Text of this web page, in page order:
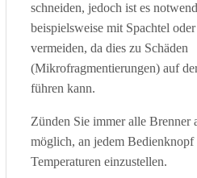
schneiden, jedoch ist es
beispielsweise mit Spachtel
vermeiden, da dies zu Schäden
(Mikrofragmentierungen) auf
führen kann.
Zünden Sie immer alle Brenner
möglich, an jedem Bedienknopf
Temperaturen einzustellen.